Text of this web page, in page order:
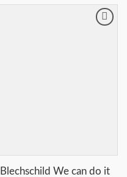
Merkliste
Blechschild We can do it